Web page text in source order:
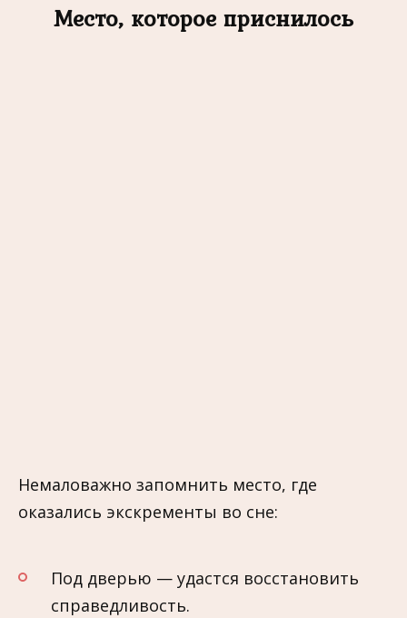
Место, которое приснилось
Немаловажно запомнить место, где
оказались экскременты во сне:
Под дверью — удастся восстановить
справедливость.